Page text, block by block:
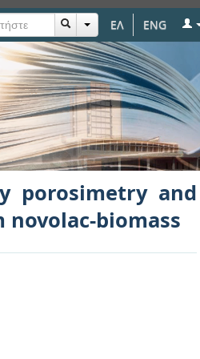
ΕΛ ENG
and sorption on
porosimetry and
biomass